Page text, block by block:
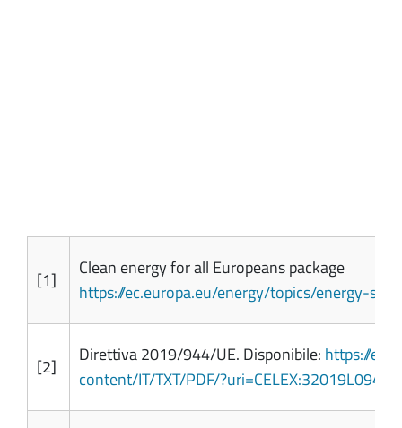
[1]
Clean energy for all Europeans package
https://ec.europa.eu/energy/topics/energy-
[2]
Direttiva 2019/944/UE. Disponibile: https://
content/IT/TXT/PDF/?uri=CELEX:32019L094…